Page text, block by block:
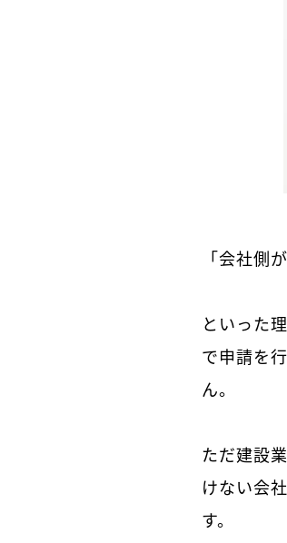
「会社側
といった
で申請を
ん。
ただ建設
けない会
す。